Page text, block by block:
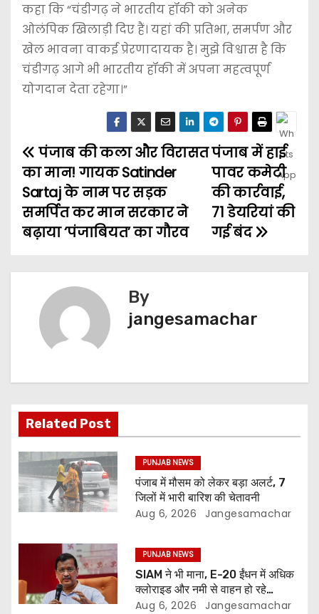
कहा कि “चंडीगढ़ ने भारतीय हॉकी को अनेक
ओलंपिक खिलाड़ी दिए हैं। यहां की प्रतिभा, समर्पण और
खेल भावना वाकई प्रेरणादायक है। मुझे विश्वास है कि
चंडीगढ़ आगे भी भारतीय हॉकी में अपना महत्वपूर्ण
योगदान देता रहेगा।”
पंजाब में हाई
पावर कमेटी
की कार्रवाई,
71 डेयरियां की
गई बंद
पंजाब की कला और विरासत
का मान! गायक Satinder
Sartaj के नाम पर सड़क
समर्पित कर मान सरकार ने
बढ़ाया ‘पंजाबियत’ का गौरव
By
jangesamachar
Related Post
PUNJAB NEWS
पंजाब में मौसम को लेकर बड़ा अलर्ट, 7
जिलों में भारी बारिश की चेतावनी
Aug 6, 2026 Jangesamachar
PUNJAB NEWS
SIAM ने भी माना, E-20 ईंधन में अधिक
क्लोराइड और नमी से वाहन हो रहे
प्रभावित: अरविंद केजरीवाल
Aug 6, 2026 Jangesamachar